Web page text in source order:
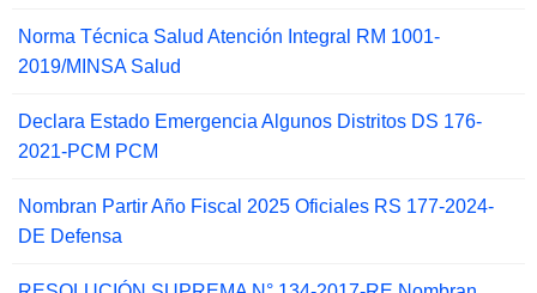
Norma Técnica Salud Atención Integral RM 1001-
2019/MINSA Salud
Declara Estado Emergencia Algunos Distritos DS 176-
2021-PCM PCM
Nombran Partir Año Fiscal 2025 Oficiales RS 177-2024-
DE Defensa